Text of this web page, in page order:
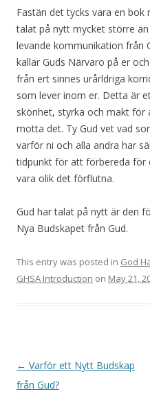
Fastän det tycks vara en bok
talat på nytt mycket större
levande kommunikation från
kallar Guds Närvaro på er
från ert sinnes urårldriga
som lever inom er. Detta är
skönhet, styrka och makt för
motta det. Ty Gud vet vad
varför ni och alla andra har
tidpunkt för att förbereda
vara olik det förflutna.
Gud har talat på nytt är den
Nya Budskapet från Gud.
This entry was posted in God
GHSA Introduction on May 21,
Post
navigation
← Varför ett Nytt Budskap
från Gud?